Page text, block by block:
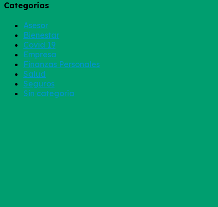
Categorías
Asesor
Bienestar
Covid 19
Empresa
Finanzas Personales
Salud
Seguros
Sin categoría